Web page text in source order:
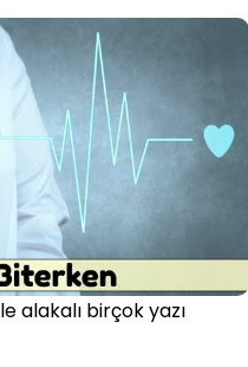
alakalı birçok yazı